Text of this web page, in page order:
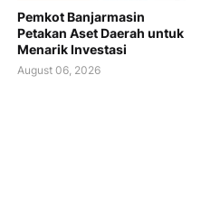
Pemkot Banjarmasin
Petakan Aset Daerah untuk
Menarik Investasi
August 06, 2026